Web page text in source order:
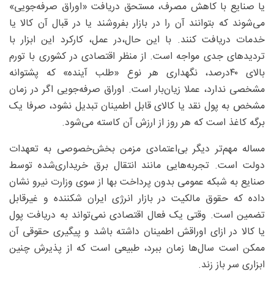
یا صنایع با کاهش مصرف، مستحق دریافت «اوراق صرفه‌جویی»
می‌شوند که بتوانند آن را در بازار بفروشند یا در قبال آن کالا یا
خدمات دریافت کنند. با این حال،در عمل، کارکرد این ابزار با
تردیدهای جدی مواجه است. از منظر اقتصادی در کشوری با تورم
بالای ۴۰‌درصد، نگهداری هر نوع «طلب آینده» که پشتوانه‌
مشخصی ندارد، عملا زیان‌بار است. اوراق صرفه‌جویی اگر در زمان
مشخص به پول نقد یا کالای قابل اطمینان تبدیل نشود، صرفا یک
برگه کاغذ است که هر روز از ارزش آن کاسته می‌شود.
مساله مهم‌تر دیگر بی‌اعتمادی مزمن بخش‌خصوصی به تعهدات
دولت است. تجربه‌هایی مانند انتقال برق خریداری‌شده توسط
صنایع به شبکه عمومی بدون پرداخت بها از سوی وزارت نیرو نشان
داده که حقوق مالکیت در بازار انرژی ایران شکننده و غیرقابل
تضمین است. وقتی یک فعال اقتصادی نمی‌تواند به دریافت پول
یا کالا در ازای اوراقش اطمینان داشته باشد و پیگیری حقوقی آن
ممکن است سال‌ها زمان ببرد، طبیعی‌ است که از پذیرش چنین
ابزاری سر باز زند.